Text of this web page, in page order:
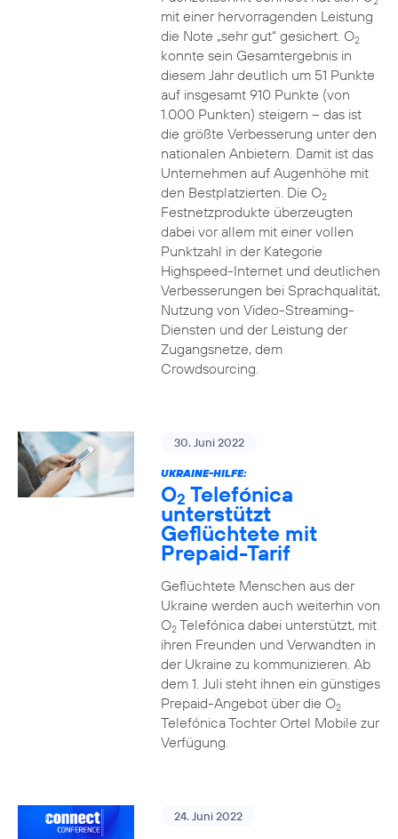
mit einer hervorragenden Leistung
die Note „sehr gut“ gesichert. O2
konnte sein Gesamtergebnis in
diesem Jahr deutlich um 51 Punkte
auf insgesamt 910 Punkte (von
1.000 Punkten) steigern – das ist
die größte Verbesserung unter den
nationalen Anbietern. Damit ist das
Unternehmen auf Augenhöhe mit
den Bestplatzierten. Die O2
Festnetzprodukte überzeugten
dabei vor allem mit einer vollen
Punktzahl in der Kategorie
Highspeed-Internet und deutlichen
Verbesserungen bei Sprachqualität,
Nutzung von Video-Streaming-
Diensten und der Leistung der
Zugangsnetze, dem
Crowdsourcing.
30. Juni 2022
UKRAINE-HILFE:
O2 Telefónica
unterstützt
Geflüchtete mit
Prepaid-Tarif
Geflüchtete Menschen aus der
Ukraine werden auch weiterhin von
O2Telefónica dabei unterstützt, mit
ihren Freunden und Verwandten in
der Ukraine zu kommunizieren. Ab
dem 1. Juli steht ihnen ein günstiges
Prepaid-Angebot über die O2
Telefónica Tochter Ortel Mobile zur
Verfügung.
24. Juni 2022